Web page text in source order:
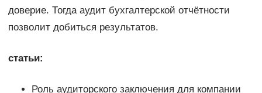
доверие. Тогда аудит бухгалтерской отчётности
позволит добиться результатов.
статьи:
Роль аудиторского заключения для компании